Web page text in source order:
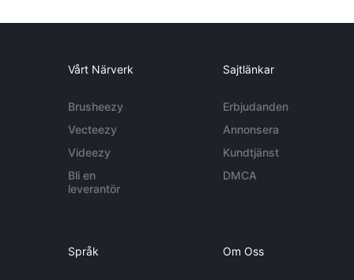
Vårt Närverk
Brusheezy
Vecteezy
Videezy
Bli en
leverantör
Sajtlänkar
Erbjudanden
Annonsera
Kundtjänst
DMCA
Språk Om Oss